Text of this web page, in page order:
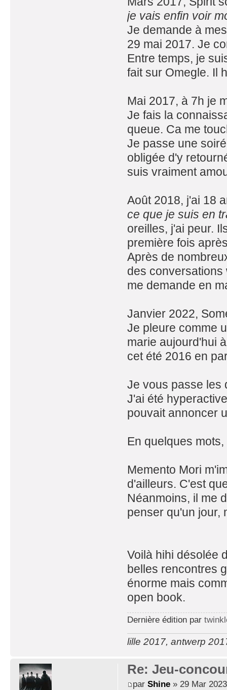
je vais enfin voir
Je demande à
29 mai 2017. Je
Entre temps, je
fait sur Omegle. Il
Mai 2017, à 7h je
Je fais la
queue. Ca me
Je passe une
obligée d'y
suis vraiment
Août 2018, j'ai 18
ce que je suis en
oreilles, j'ai peur.
première fois
Après de
des conversations
me demande en
Janvier 2022,
Je pleure comme
marie aujourd'hui
cet été 2016 en
Je vous passe les
J'ai été
pouvait annoncer
En quelques
Memento Mori
d'ailleurs. C'est
Néanmoins, il me
penser qu'un jour,
Voilà hihi désolée
belles rencontres
énorme mais
open book.
Dernière édition par
lille 2017, antwerp
Re: Jeu-
par Shine» 29 Mar